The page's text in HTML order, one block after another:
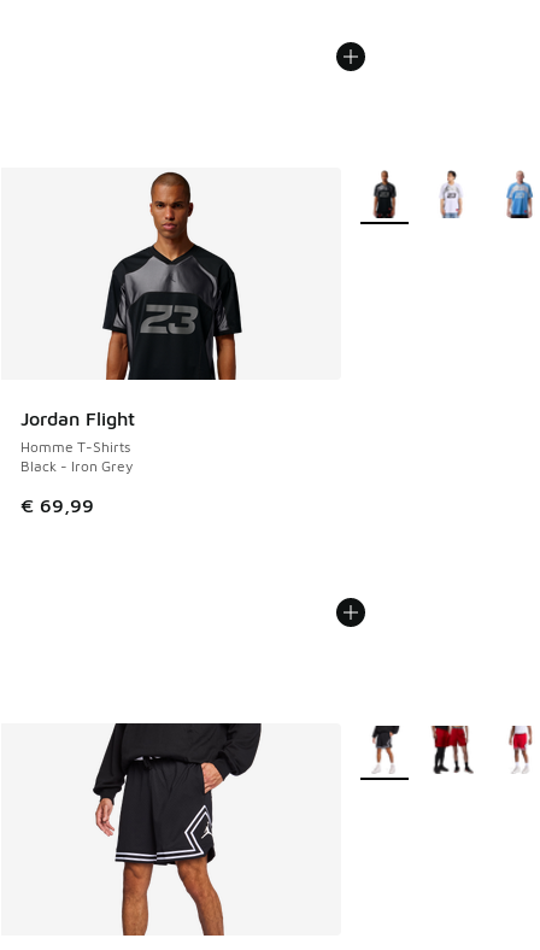
Jordan Flight
Homme T-Shirts
Black - Iron Grey
€ 69,99
Plus de couleurs
Plus de couleurs